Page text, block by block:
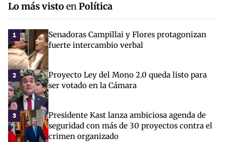
Lo más vistoenPolítica
1
Senadoras Campillai y Flores protagonizan
fuerte intercambio verbal
2
Proyecto Ley del Mono 2.0 queda listo para
ser votado en la Cámara
3
Presidente Kast lanza ambiciosa agenda de
seguridad con más de 30 proyectos contra el
crimen organizado